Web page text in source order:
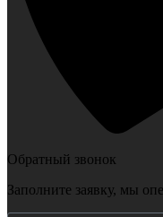
Обратный звонок
Заполните заявку, мы